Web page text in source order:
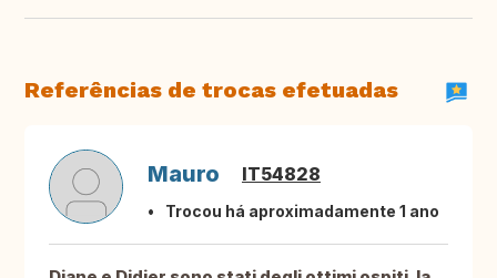
Referências de trocas efetuadas
Mauro IT54828
Trocou há aproximadamente 1 ano